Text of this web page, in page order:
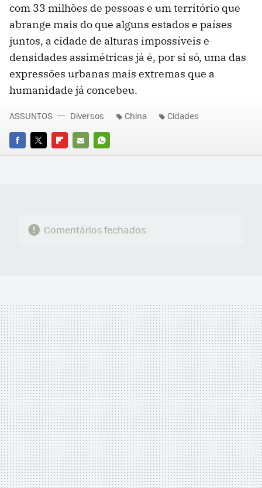
com 33 milhões de pessoas e um território que
abrange mais do que alguns estados e países
juntos, a cidade de alturas impossíveis e
densidades assimétricas já é, por si só, uma das
expressões urbanas mais extremas que a
humanidade já concebeu.
FACEBOOK
TWITTERFLIPBOARD
E-
WHATSAPP
ASSUNTOS Diversos China Cidades
Comentários fechados